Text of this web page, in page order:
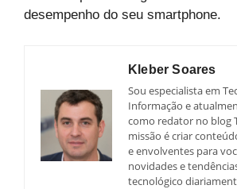
desempenho do seu smartphone.
Kleber Soares
Sou especialista em
Informação e
como redator no blog
missão é criar
e envolventes para
novidades e
tecnológico